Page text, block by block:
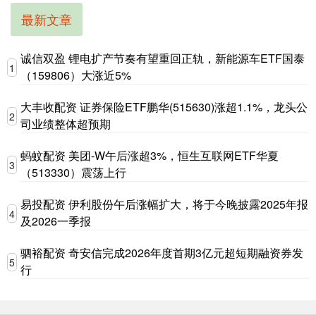
最新文章
1
诚信双盈 锂电扩产节奏有望重回正轨，新能源车ETF国泰
（159806）大涨近5%
2
大丰收配资 证券保险ETF鹏华(515630)涨超1.1%，龙头公
司业绩整体超预期
3
蚂蚊配资 美团-W午后涨超3%，恒生互联网ETF华夏
（513330）震荡上行
4
易投配资 伊利股份午后涨幅扩大，将于今晚披露2025年报
及2026一季报
5
驷裕配资 奇安信完成2026年度首期3亿元超短期融资券发
行